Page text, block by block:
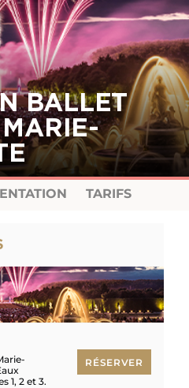
BALLET
TARIFS
1, 2 et 3.
RÉSERVER